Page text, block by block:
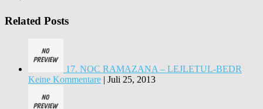
Related Posts
17. NOC RAMAZANA – LEJLETUL-BEDR
Keine Kommentare | Juli 25, 2013